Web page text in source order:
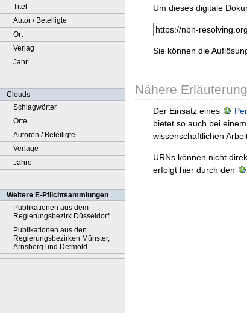
Titel
Autor / Beteiligte
Ort
Verlag
Jahr
Clouds
Schlagwörter
Orte
Autoren / Beteiligte
Verlage
Jahre
Weitere E-Pflichtsammlungen
Publikationen aus dem
Regierungsbezirk Düsseldorf
Publikationen aus den
Regierungsbezirken Münster,
Arnsberg und Detmold
Um dieses digitale
Sie können die
Nähere
Der Einsatz eines
bietet so auch bei
wissenschaftlichen
URNs können nicht
erfolgt hier durch den